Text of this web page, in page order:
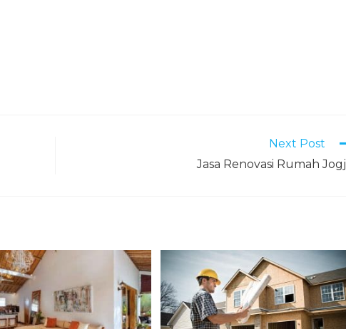
Next Post
Jasa Renovasi Rumah